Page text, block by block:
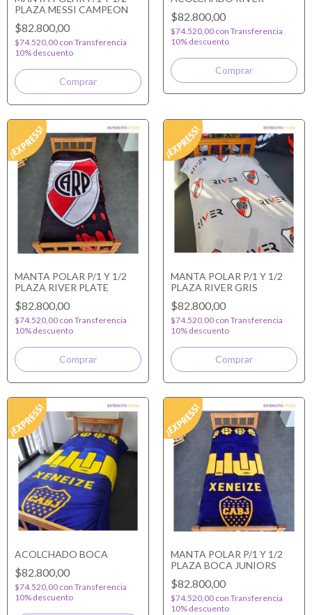
PLAZA MESSI CAMPEON
$82.800,00
$74.520,00 con Transferencia
10% descuento
$82.800,00
$74.520,00 con Transferencia
10% descuento
MANTA POLAR P/1 Y 1/2
PLAZA RIVER PLATE
$82.800,00
$74.520,00 con Transferencia
10% descuento
MANTA POLAR P/1 Y 1/2
PLAZA RIVER GRIS
$82.800,00
$74.520,00 con Transferencia
10% descuento
ACOLCHADO BOCA
$82.800,00
$74.520,00 con Transferencia
10% descuento
MANTA POLAR P/1 Y 1/2
PLAZA BOCA JUNIORS
$82.800,00
$74.520,00 con Transferencia
10% descuento